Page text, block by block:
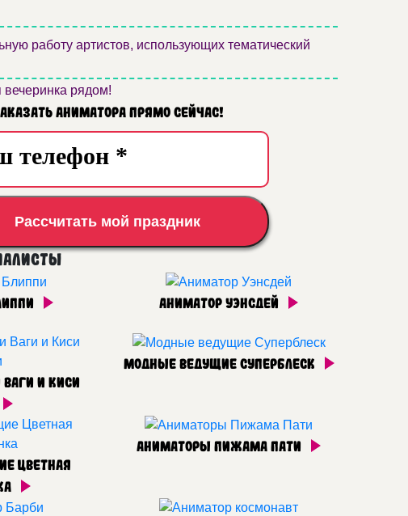
работу артистов, использующих тематический
вечеринка рядом!
аниматора прямо сейчас!
Рассчитать мой праздник
Аниматор Уэнсдей
и Киси
Модные ведущие Суперблеск
Цветная
Аниматоры Пижама Пати